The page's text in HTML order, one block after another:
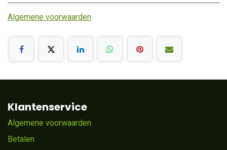
Algemene voorwaarden
Klantenservice
Algemene voorwaarden
Betalen